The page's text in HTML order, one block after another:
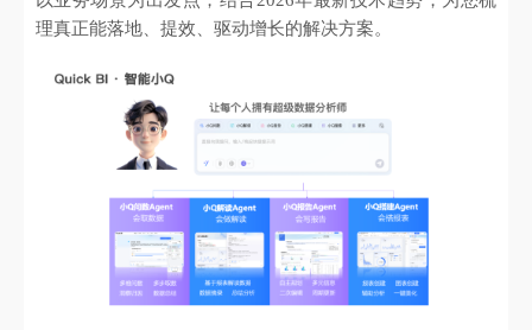
理真正能落地、提效、驱动增长的解决方案。